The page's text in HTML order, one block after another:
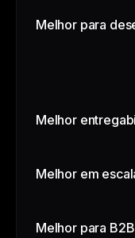
Melhor para
Melhor
Melhor em
Melhor para